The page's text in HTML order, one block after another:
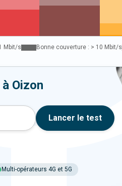
Mbit/s Bonne couverture : > 10 Mbit/s
Oizon
Lancer le test
Multi-opérateurs 4G et 5G